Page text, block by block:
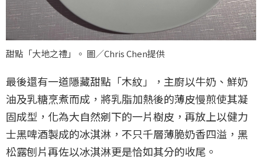
甜點「大地之禮」。 圖／Chris Chen提供
最後還有一道隱藏甜點「木紋」，主廚以牛奶、鮮奶
油及乳糖烹煮而成，將乳脂加熱後的薄皮慢煎使其凝
固成型，化為大自然剜下的一片樹皮，再放上以健力
士黑啤酒製成的冰淇淋，不只千層薄脆奶香四溢，黑
松露刨片再佐以冰淇淋更是恰如其分的收尾。